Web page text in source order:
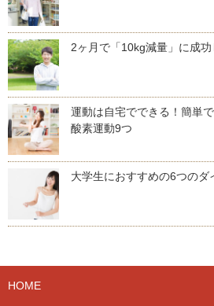
2ヶ月で「10kg減量」に成
運動は自宅でできる！簡単
酸素運動9つ
大学生におすすめの6つのダ
HOME